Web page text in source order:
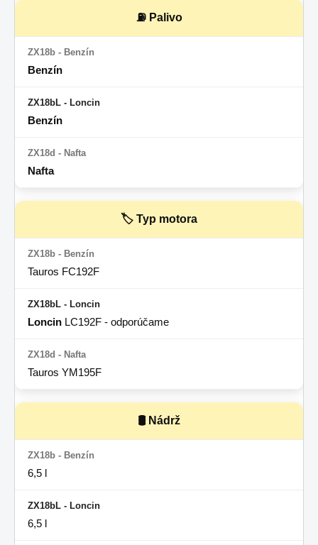
⛽ Palivo
Benzín
Benzín
Nafta
🏷 Typ motora
Tauros FC192F
Loncin LC192F - odporúčame
Tauros YM195F
🛢 Nádrž
6,5 l
6,5 l